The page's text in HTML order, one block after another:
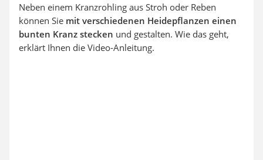
Neben einem Kranzrohling aus Stroh oder Reben
können Sie mit verschiedenen Heidepflanzen einen
bunten Kranz stecken und gestalten. Wie das geht,
erklärt Ihnen die Video-Anleitung.